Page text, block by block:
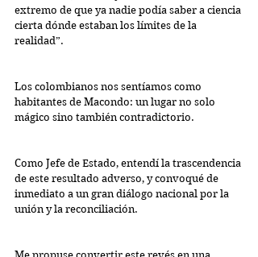
extremo de que ya nadie podía saber a ciencia
cierta dónde estaban los límites de la
realidad”.
Los colombianos nos sentíamos como
habitantes de Macondo: un lugar no solo
mágico sino también contradictorio.
Como Jefe de Estado, entendí la trascendencia
de este resultado adverso, y convoqué de
inmediato a un gran diálogo nacional por la
unión y la reconciliación.